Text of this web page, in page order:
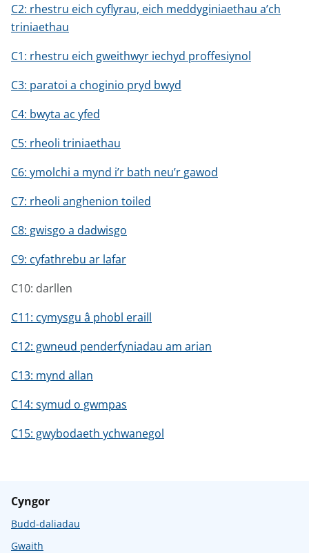
C2: rhestru eich cyflyrau, eich meddyginiaethau a’ch
triniaethau
C1: rhestru eich gweithwyr iechyd proffesiynol
C3: paratoi a choginio pryd bwyd
C4: bwyta ac yfed
C5: rheoli triniaethau
C6: ymolchi a mynd i’r bath neu’r gawod
C7: rheoli anghenion toiled
C8: gwisgo a dadwisgo
C9: cyfathrebu ar lafar
C10: darllen
C11: cymysgu â phobl eraill
C12: gwneud penderfyniadau am arian
C13: mynd allan
C14: symud o gwmpas
C15: gwybodaeth ychwanegol
Cyngor
Budd-daliadau
Gwaith